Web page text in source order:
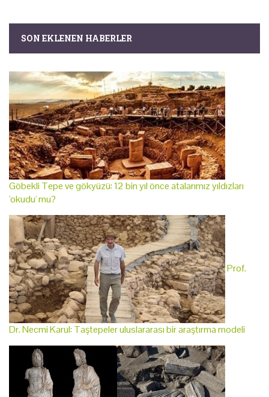
SON EKLENEN HABERLER
Göbekli Tepe ve gökyüzü: 12 bin yıl önce atalarımız yıldızları
'okudu' mu?
Prof.
Dr. Necmi Karul: Taştepeler uluslararası bir araştırma modeli